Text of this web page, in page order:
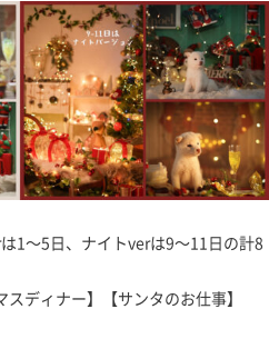
1～5日、ナイトverは9～11日の計8
ディナー】【サンタのお仕事】